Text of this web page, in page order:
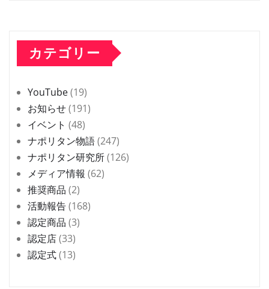
カテゴリー
YouTube(19)
お知らせ(191)
イベント (48)
ナポリタン物語(247)
ナポリタン研究所(126)
メディア情報 (62)
推奨商品 (2)
活動報告(168)
認定商品 (3)
認定店(33)
認定式(13)